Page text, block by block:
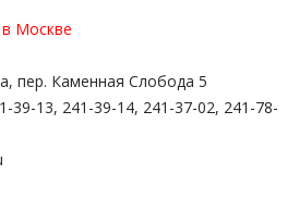
Москве
пер. Каменная Слобода 5
39-13, 241-39-14, 241-37-02, 241-78-